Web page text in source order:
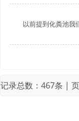
以前提到化粪池我们
记录总数：467条 |